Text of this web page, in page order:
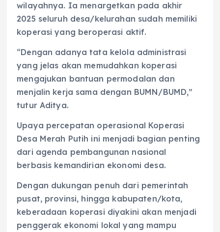
wilayahnya. Ia menargetkan pada akhir
2025 seluruh desa/kelurahan sudah memiliki
koperasi yang beroperasi aktif.
“Dengan adanya tata kelola administrasi
yang jelas akan memudahkan koperasi
mengajukan bantuan permodalan dan
menjalin kerja sama dengan BUMN/BUMD,”
tutur Aditya.
Upaya percepatan operasional Koperasi
Desa Merah Putih ini menjadi bagian penting
dari agenda pembangunan nasional
berbasis kemandirian ekonomi desa.
Dengan dukungan penuh dari pemerintah
pusat, provinsi, hingga kabupaten/kota,
keberadaan koperasi diyakini akan menjadi
penggerak ekonomi lokal yang mampu